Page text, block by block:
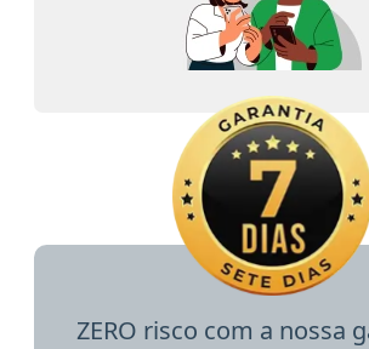
ZERO risco com a nossa